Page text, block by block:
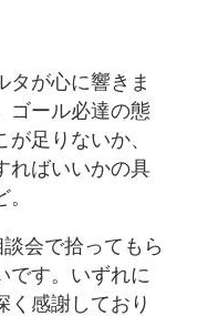
タが心に響きま
ゴール必達の態
足りないか、
ればいいかの具
会で拾ってもら
です。いずれに
く感謝しており